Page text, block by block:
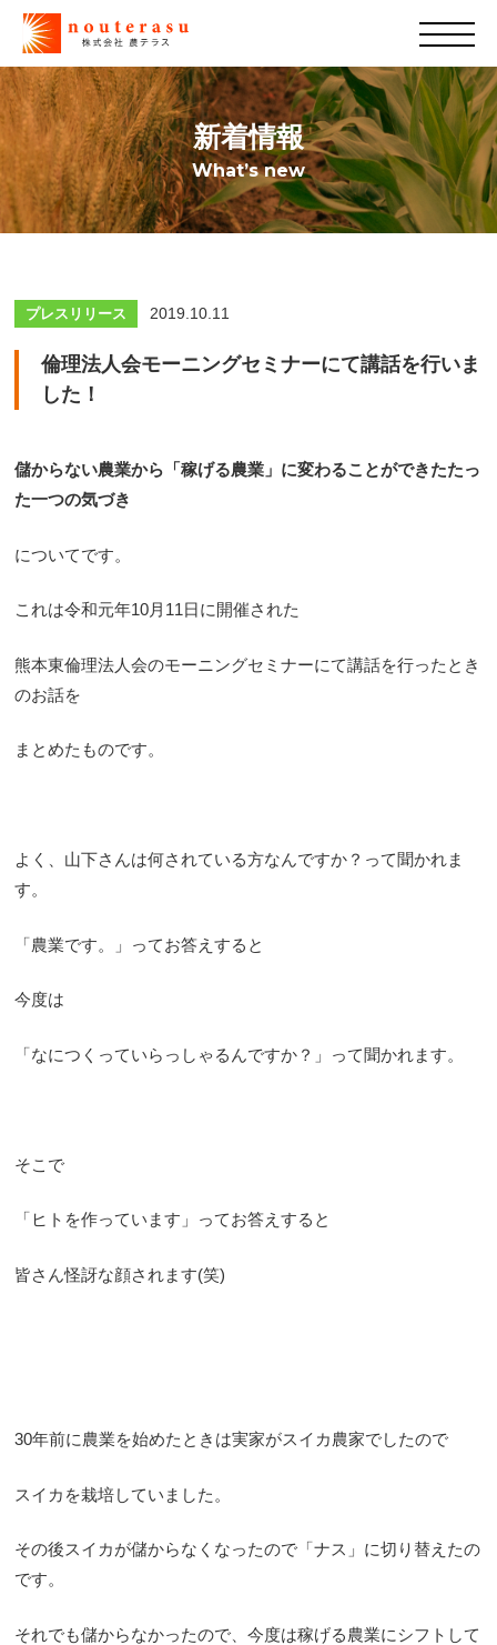
新着情報
What’s new
プレスリリース 2019.10.11
倫理法人会モーニングセミナーにて講話を行いま
した！
儲からない農業から「稼げる農業」に変わることができたたっ
た一つの気づき
についてです。
これは令和元年10月11日に開催された
熊本東倫理法人会のモーニングセミナーにて講話を行ったとき
のお話を
まとめたものです。
よく、山下さんは何されている方なんですか？って聞かれま
す。
「農業です。」ってお答えすると
今度は
「なにつくっていらっしゃるんですか？」って聞かれます。
そこで
「ヒトを作っています」ってお答えすると
皆さん怪訝な顔されます(笑)
30年前に農業を始めたときは実家がスイカ農家でしたので
スイカを栽培していました。
その後スイカが儲からなくなったので「ナス」に切り替えたの
です。
それでも儲からなかったので、今度は稼げる農業にシフトして